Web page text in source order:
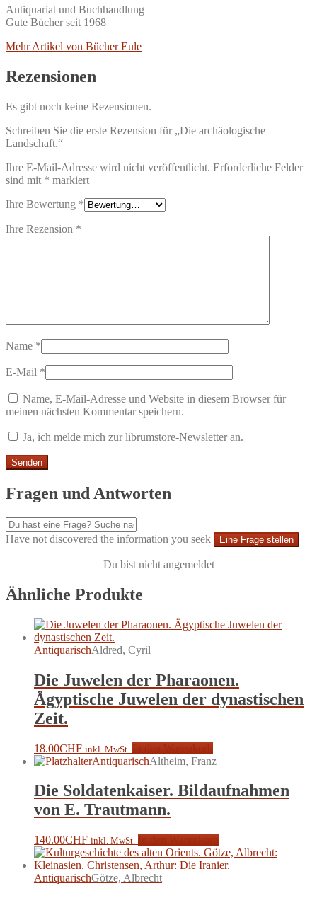
Antiquariat und Buchhandlung
Gute Bücher seit 1968
Mehr Artikel von Bücher Eule
Rezensionen
Es gibt noch keine Rezensionen.
Schreiben Sie die erste Rezension für „Die archäologische
Landschaft.“
Ihre E-Mail-Adresse wird nicht veröffentlicht. Erforderliche Felder
sind mit * markiert
Ihre Bewertung *
Ihre Rezension *
Name *
E-Mail *
Name, E-Mail-Adresse und Website in diesem Browser für
meinen nächsten Kommentar speichern.
Ja, ich melde mich zur librumstore-Newsletter an.
Fragen und Antworten
Have not discovered the information you seek Eine Frage stellen
Du bist nicht angemeldet
Ähnliche Produkte
AntiquarischAldred, Cyril
Die Juwelen der Pharaonen.
Ägyptische Juwelen der dynastischen
Zeit.
18.00CHF inkl. MwSt.
AntiquarischAltheim, Franz
Die Soldatenkaiser. Bildaufnahmen
von E. Trautmann.
140.00CHF inkl. MwSt.
AntiquarischGötze, Albrecht